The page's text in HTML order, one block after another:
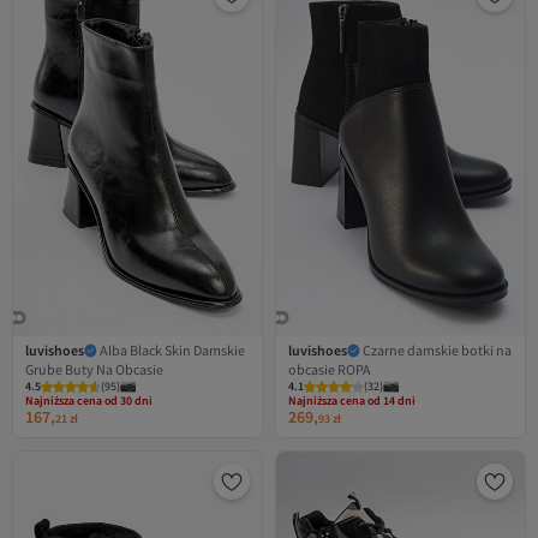
luvishoes
Alba Black Skin Damskie
Grube Buty Na Obcasie
4.5 (95)
Najniższa cena od 30 dni
Darmowa wysyłka
Najniższa cena od 30 dni
167,21zł
luvishoes
Czarne damskie botki na
obcasie ROPA
4.1 (32)
Najniższa cena od 14 dni
Darmowa wysyłka
Najniższa cena od 14 dni
269,93zł